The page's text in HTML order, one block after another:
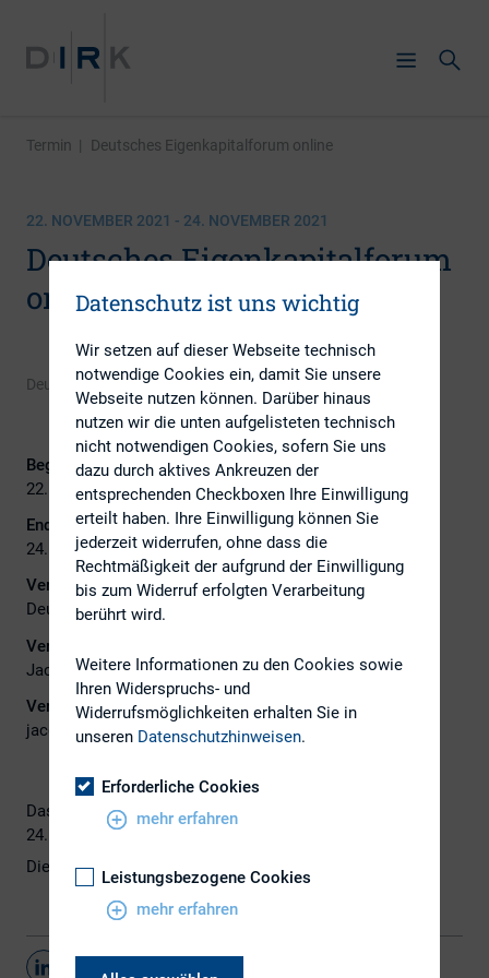
Termin | Deutsches Eigenkapitalforum online
22. NOVEMBER 2021 - 24. NOVEMBER 2021
Deutsches Eigenkapitalforum
online
Deutsche Börse AG
Beginn:
22. November 2021
Ende:
24. November 2021
Veranstalter:
Deutsche Börse AG
Veranstalter Ansprechpartner:
Jacqueline Jankang
Veranstalter E-Mail:
jacqueline.jankang@deutsche-boerse.com
Das Deutsche Eigenkapitalforum 2021 findet vom 22. bis
24. November 2021 als virtuelles Format statt.
Die
Registrierung für alle Teilnehmer ist offen.
Datenschutz ist uns wichtig
Wir setzen auf dieser Webseite technisch
notwendige Cookies ein, damit Sie unsere
Webseite nutzen können. Darüber hinaus
nutzen wir die unten aufgelisteten technisch
nicht notwendigen Cookies, sofern Sie uns
dazu durch aktives Ankreuzen der
entsprechenden Checkboxen Ihre Einwilligung
erteilt haben. Ihre Einwilligung können Sie
jederzeit widerrufen, ohne dass die
Rechtmäßigkeit der aufgrund der Einwilligung
bis zum Widerruf erfolgten Verarbeitung
berührt wird.
Weitere Informationen zu den Cookies sowie
Ihren Widerspruchs- und
Widerrufsmöglichkeiten erhalten Sie in
unseren Datenschutzhinweisen.
Erforderliche Cookies
mehr erfahren
Leistungsbezogene Cookies
mehr erfahren